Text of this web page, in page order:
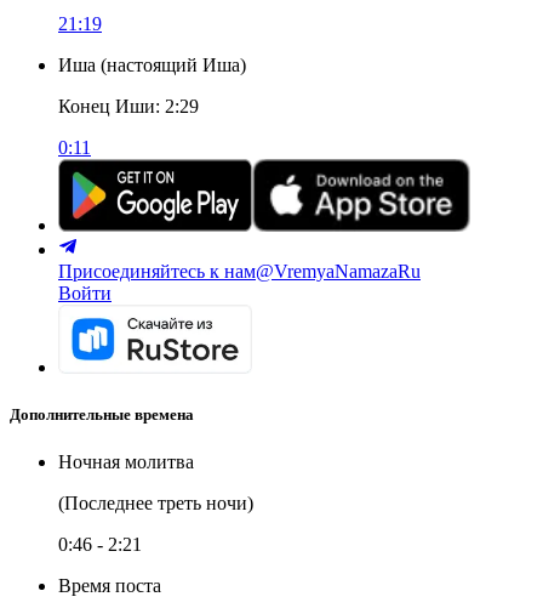
21:19
Иша (настоящий Иша)
Конец Иши: 2:29
0:11
Присоединяйтесь к нам@VremyaNamazaRu
Войти
Дополнительные времена
Ночная молитва
(Последнее треть ночи)
0:46 - 2:21
Время поста